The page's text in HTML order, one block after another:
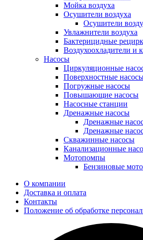
Мойка воздуха
Осушители воздуха
Осушители
Увлажнители воздуха
Бактерицидные
Воздухоохладители и
Насосы
Циркуляционные
Поверхностные
Погружные насосы
Повышающие насосы
Насосные станции
Дренажные насосы
Дренажные
Дренажные
Скважинные насосы
Канализационные
Мотопомпы
Бензиновые
О компании
Доставка и оплата
Контакты
Положение об обработке